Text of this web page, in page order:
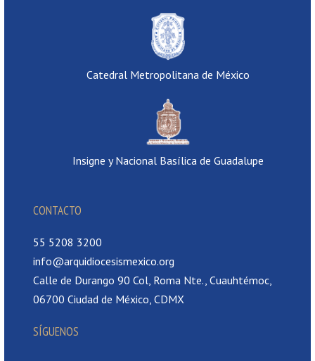
Catedral Metropolitana de México
Insigne y Nacional Basílica de Guadalupe
CONTACTO
55 5208 3200
info@arquidiocesismexico.org
Calle de Durango 90 Col, Roma Nte., Cuauhtémoc,
06700 Ciudad de México, CDMX
SÍGUENOS